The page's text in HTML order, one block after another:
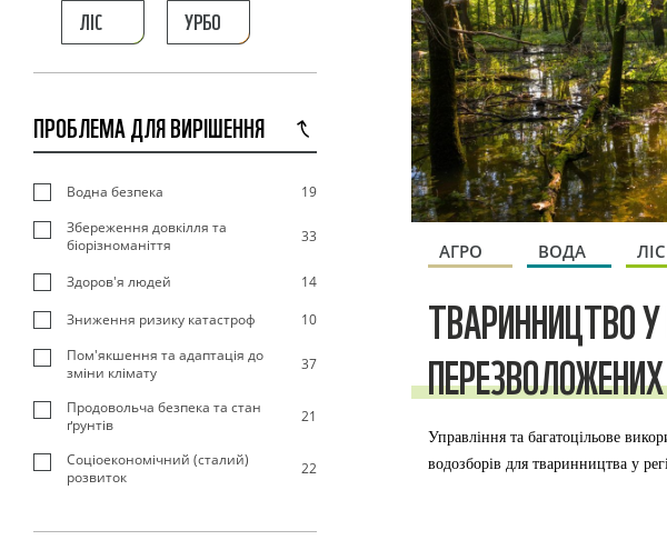
ЛІС УРБО
ПРОБЛЕМА ДЛЯ ВИРІШЕННЯ
Водна безпека
19
Збереження довкілля та
біорізноманіття
33
Здоров'я людей
14
Зниження ризику катастроф
10
Пом'якшення та адаптація до
зміни клімату
37
Продовольча безпека та стан
ґрунтів
21
Соціоекономічний (сталий)
розвиток
22
АГРО ВОДА ЛІС
ТВАРИННИЦТВО
ПЕРЕЗВОЛОЖЕНИХ
Управління та багатоцільове
водозборів для тваринництва у